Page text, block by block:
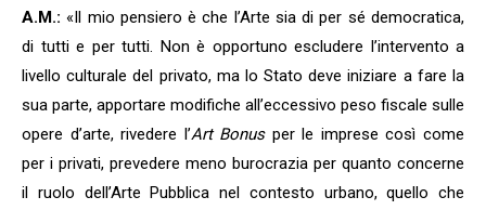
A.M.: «Il mio pensiero è che l’Arte sia di per sé democratica,
di tutti e per tutti. Non è opportuno escludere l’intervento a
livello culturale del privato, ma lo Stato deve iniziare a fare la
sua parte, apportare modifiche all’eccessivo peso fiscale sulle
opere d’arte, rivedere l’Art Bonusper le imprese così come
per i privati, prevedere meno burocrazia per quanto concerne
il ruolo dell’Arte Pubblica nel contesto urbano, quello che